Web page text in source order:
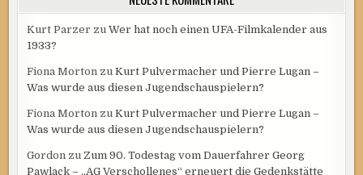
Kurt Parzer zuWer hat noch einen UFA-Filmkalender aus
1933?
Fiona Morton zuKurt Pulvermacher und Pierre Lugan –
Was wurde aus diesen Jugendschauspielern?
Fiona Morton zuKurt Pulvermacher und Pierre Lugan –
Was wurde aus diesen Jugendschauspielern?
Gordon zu Zum 90. Todestag vom Dauerfahrer Georg
Pawlack – „AG Verschollenes“ erneuert die Gedenkstätte